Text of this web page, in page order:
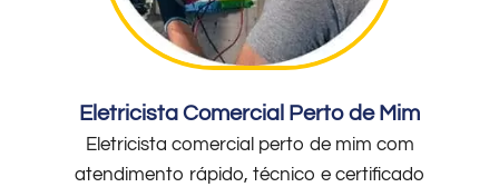
Eletricista Comercial Perto de Mim
Eletricista comercial perto de mim com
atendimento rápido, técnico e certificado